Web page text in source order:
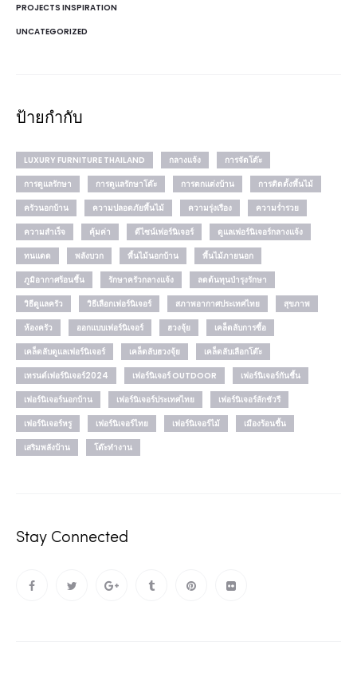
PROJECTS INSPIRATION
UNCATEGORIZED
ป้ายกำกับ
LUXURY FURNITURE THAILAND กลางแจ้ง
การจัดโต๊ะ
การดูแลรักษา
การดูแลรักษาโต๊ะ การตกแต่งบ้าน
การติดตั้งพื้นไม้
ครัวนอกบ้าน
ความปลอดภัยพื้นไม้ ความรุ่งเรือง
ความร่ำรวย
ความสำเร็จ
คุ้มค่า ดีไซน์เฟอร์นิเจอร์
ดูแลเฟอร์นิเจอร์กลางแจ้ง
ทนแดด
พลังบวก พื้นไม้นอกบ้าน
พื้นไม้ภายนอก
ภูมิอากาศร้อนชื้น
รักษาครัวกลางแจ้ง
ลดต้นทุนบำรุงรักษา
วิธีดูแลครัว
วิธีเลือกเฟอร์นิเจอร์ สภาพอากาศประเทศไทย
สุขภาพ
ห้องครัว
ออกแบบเฟอร์นิเจอร์ ฮวงจุ้ย
เคล็ดลับการซื้อ
เคล็ดลับดูแลเฟอร์นิเจอร์
เคล็ดลับฮวงจุ้ย
เคล็ดลับเลือกโต๊ะ
เทรนด์เฟอร์นิเจอร์2024
เฟอร์นิเจอร์ OUTDOOR
เฟอร์นิเจอร์กันชื้น
เฟอร์นิเจอร์นอกบ้าน
เฟอร์นิเจอร์ประเทศไทย
เฟอร์นิเจอร์ลักชัวรี
เฟอร์นิเจอร์หรู
เฟอร์นิเจอร์ไทย เฟอร์นิเจอร์ไม้
เมืองร้อนชื้น
เสริมพลังบ้าน
โต๊ะทำงาน
Stay Connected